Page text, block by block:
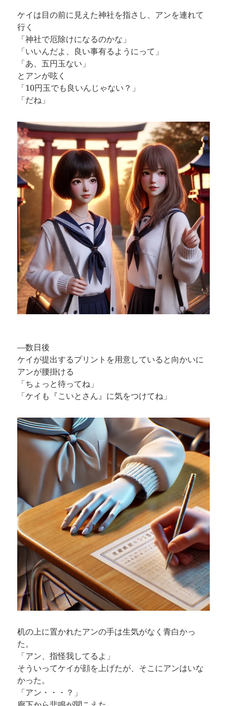
ケイは目の前に見えた神社を指さし、アンを連れて
行く
「神社で厄除けになるのかな」
「いいんだよ、良い事有るようにって」
「あ、五円玉ない」
とアンが呟く
「10円玉でも良いんじゃない？」
「だね」
—数日後
ケイが提出するプリントを用意していると向かいに
アンが腰掛ける
「ちょっと待ってね」
「ケイも『こいとさん』に気をつけてね」
机の上に置かれたアンの手は生気がなく青白かっ
た。
「アン、指怪我してるよ」
そういってケイが顔を上げたが、そこにアンはいな
かった。
「アン・・・？」